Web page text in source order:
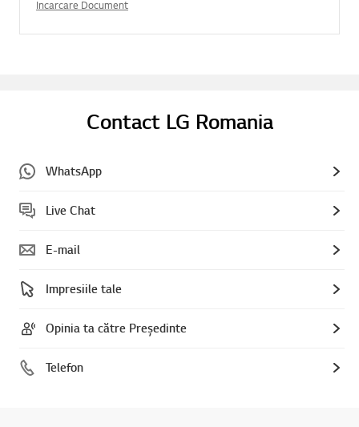
Incarcare Document
Contact LG Romania
WhatsApp
Live Chat
E-mail
Impresiile tale
Opinia ta către Președinte
Telefon